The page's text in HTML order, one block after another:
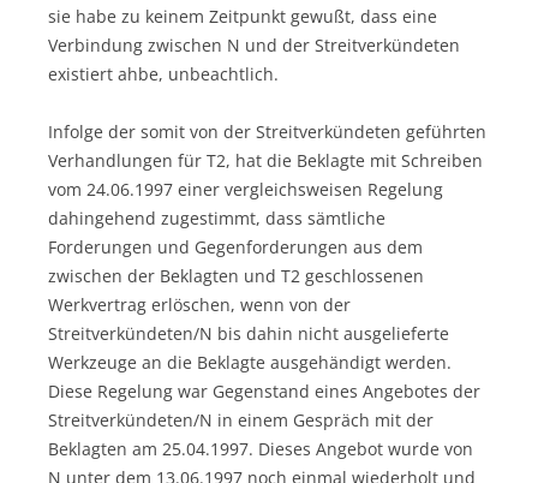
sie habe zu keinem Zeitpunkt gewußt, dass eine
Verbindung zwischen N und der Streitverkündeten
existiert ahbe, unbeachtlich.
Infolge der somit von der Streitverkündeten geführten
Verhandlungen für T2, hat die Beklagte mit Schreiben
vom 24.06.1997 einer vergleichsweisen Regelung
dahingehend zugestimmt, dass sämtliche
Forderungen und Gegenforderungen aus dem
zwischen der Beklagten und T2 geschlossenen
Werkvertrag erlöschen, wenn von der
Streitverkündeten/N bis dahin nicht ausgelieferte
Werkzeuge an die Beklagte ausgehändigt werden.
Diese Regelung war Gegenstand eines Angebotes der
Streitverkündeten/N in einem Gespräch mit der
Beklagten am 25.04.1997. Dieses Angebot wurde von
N unter dem 13.06.1997 noch einmal wiederholt und